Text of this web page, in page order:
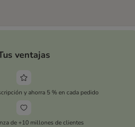
ventajas
y ahorra 5 % en cada pedido
de +10 millones de clientes